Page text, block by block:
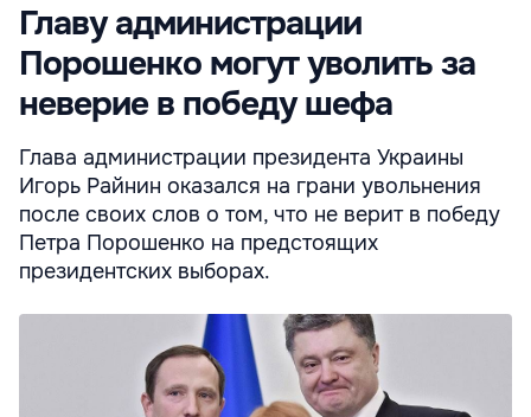
Главу администрации
Порошенко могут уволить за
неверие в победу шефа
Глава администрации президента Украины
Игорь Райнин оказался на грани увольнения
после своих слов о том, что не верит в победу
Петра Порошенко на предстоящих
президентских выборах.